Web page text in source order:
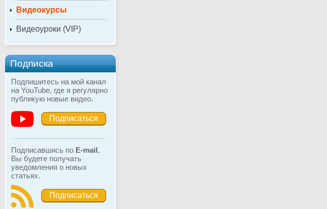
Видеокурсы
Видеоуроки (VIP)
Подписка
Подпишитесь на мой канал
на YouTube, где я регулярно
публикую новые видео.
Подписаться
Подписавшись по E-mail,
Вы будете получать
уведомления о новых
статьях.
Подписаться